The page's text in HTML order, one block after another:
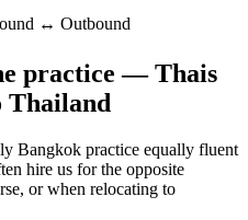
↔ Outbound
practice — Thais
Thailand
Bangkok practice equally fluent
hire us for the opposite
or when relocating to